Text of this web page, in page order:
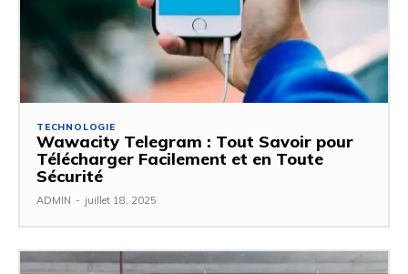
TECHNOLOGIE
Wawacity Telegram : Tout Savoir pour
Télécharger Facilement et en Toute
Sécurité
ADMIN - juillet 18, 2025